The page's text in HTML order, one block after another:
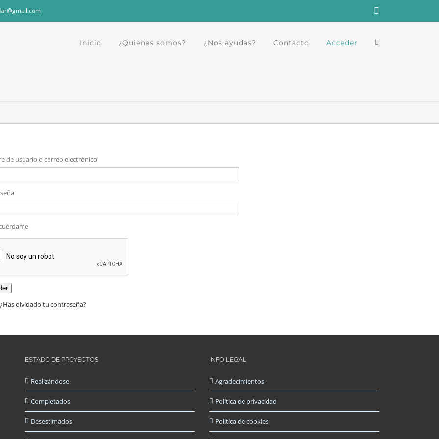
Inicio ¿Quienes somos? ¿Nos ayudas? Contacto Acceder
de usuario o correo electrónico
¿Has olvidado tu contraseña?
ESTADO DE PROYECTOS
Realizándose
Completados
Desestimados
INFO LEGAL
Agradecimientos
Política de privacidad
Política de cookies